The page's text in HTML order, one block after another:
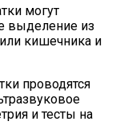
могут
выделение из
кишечника и
проводятся
и тесты на